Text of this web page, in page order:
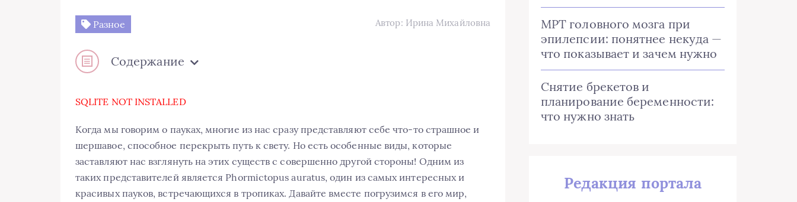
Разное Автор: Ирина Михайловна
Содержание
SQLITE NOT INSTALLED
Когда мы говорим о пауках, многие из нас сразу представляют себе что-то страшное и
шершавое, способное перекрыть путь к свету. Но есть особенные виды, которые
заставляют нас взглянуть на этих существ с совершенно другой стороны! Одним из
таких представителей является Phormictopus auratus, один из самых интересных и
красивых пауков, встречающихся в тропиках. Давайте вместе погрузимся в его мир,
МРТ головного мозга при
эпилепсии: понятнее некуда —
что показывает и зачем нужно
Снятие брекетов и
планирование беременности:
что нужно знать
Редакция портала